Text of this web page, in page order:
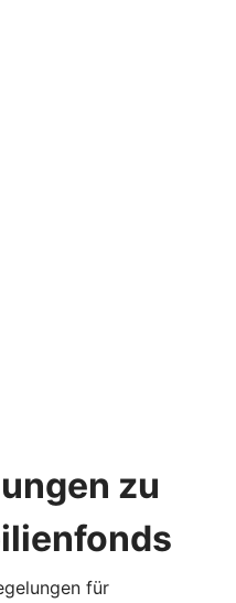
zu
für